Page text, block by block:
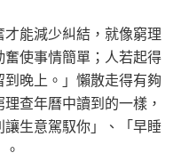
能減少糾結，就像窮理
使事情簡單；人若起得
晚上。」懶散走得有夠
查年曆中讀到的一樣，
生意駕馭你」、「早睡